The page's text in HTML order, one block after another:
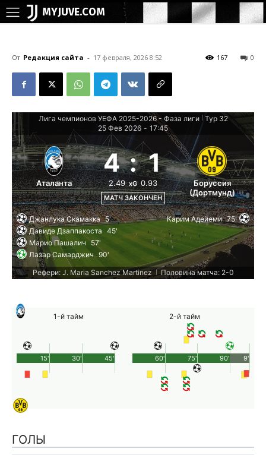
MYJUVE.COM
От Редакция сайта - 17 февраля, 2026 8:52 0
167
Лига чемпионов УЕФА 2025-2026 - Фаза лиги
Тур 32
25 Фев 2026 - 17:45
Аталанта
4 : 1
2.49 xG 0.93
МАТЧ ЗАКОНЧЕН
Боруссия
(Дортмунд)
Джанлука Скамакка 5'
Давиде Дзаппакоста 45'
Марио Пашалич 57'
Лазар Самарджич 90'
Карим Адейеми 75'
Рефери: J. Maria Sanchez Martinez Половина матча: 2-0
1-й тайм
45'
15' 30'
2-й тайм
90'
60' 75' 9'
ГОЛЫ